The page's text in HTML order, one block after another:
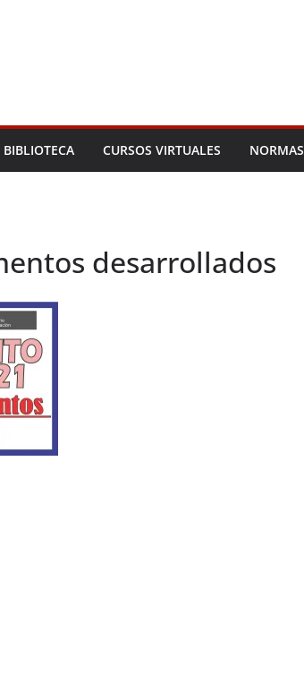
BIBLIOTECA CURSOS VIRTUALES NORMAS
desarrollados